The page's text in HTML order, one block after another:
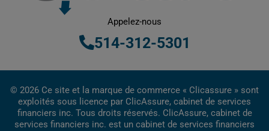
Appelez-nous
514-312-5301
© 2026 Ce site et la marque de commerce « Clicassure » sont
exploités sous licence par ClicAssure, cabinet de services
financiers inc. Tous droits réservés. ClicAssure, cabinet de
services financiers inc. est un cabinet de services financiers